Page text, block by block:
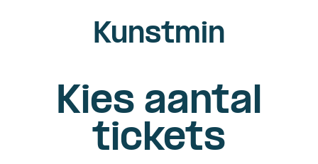
Kunstmin
Kies aantal
tickets